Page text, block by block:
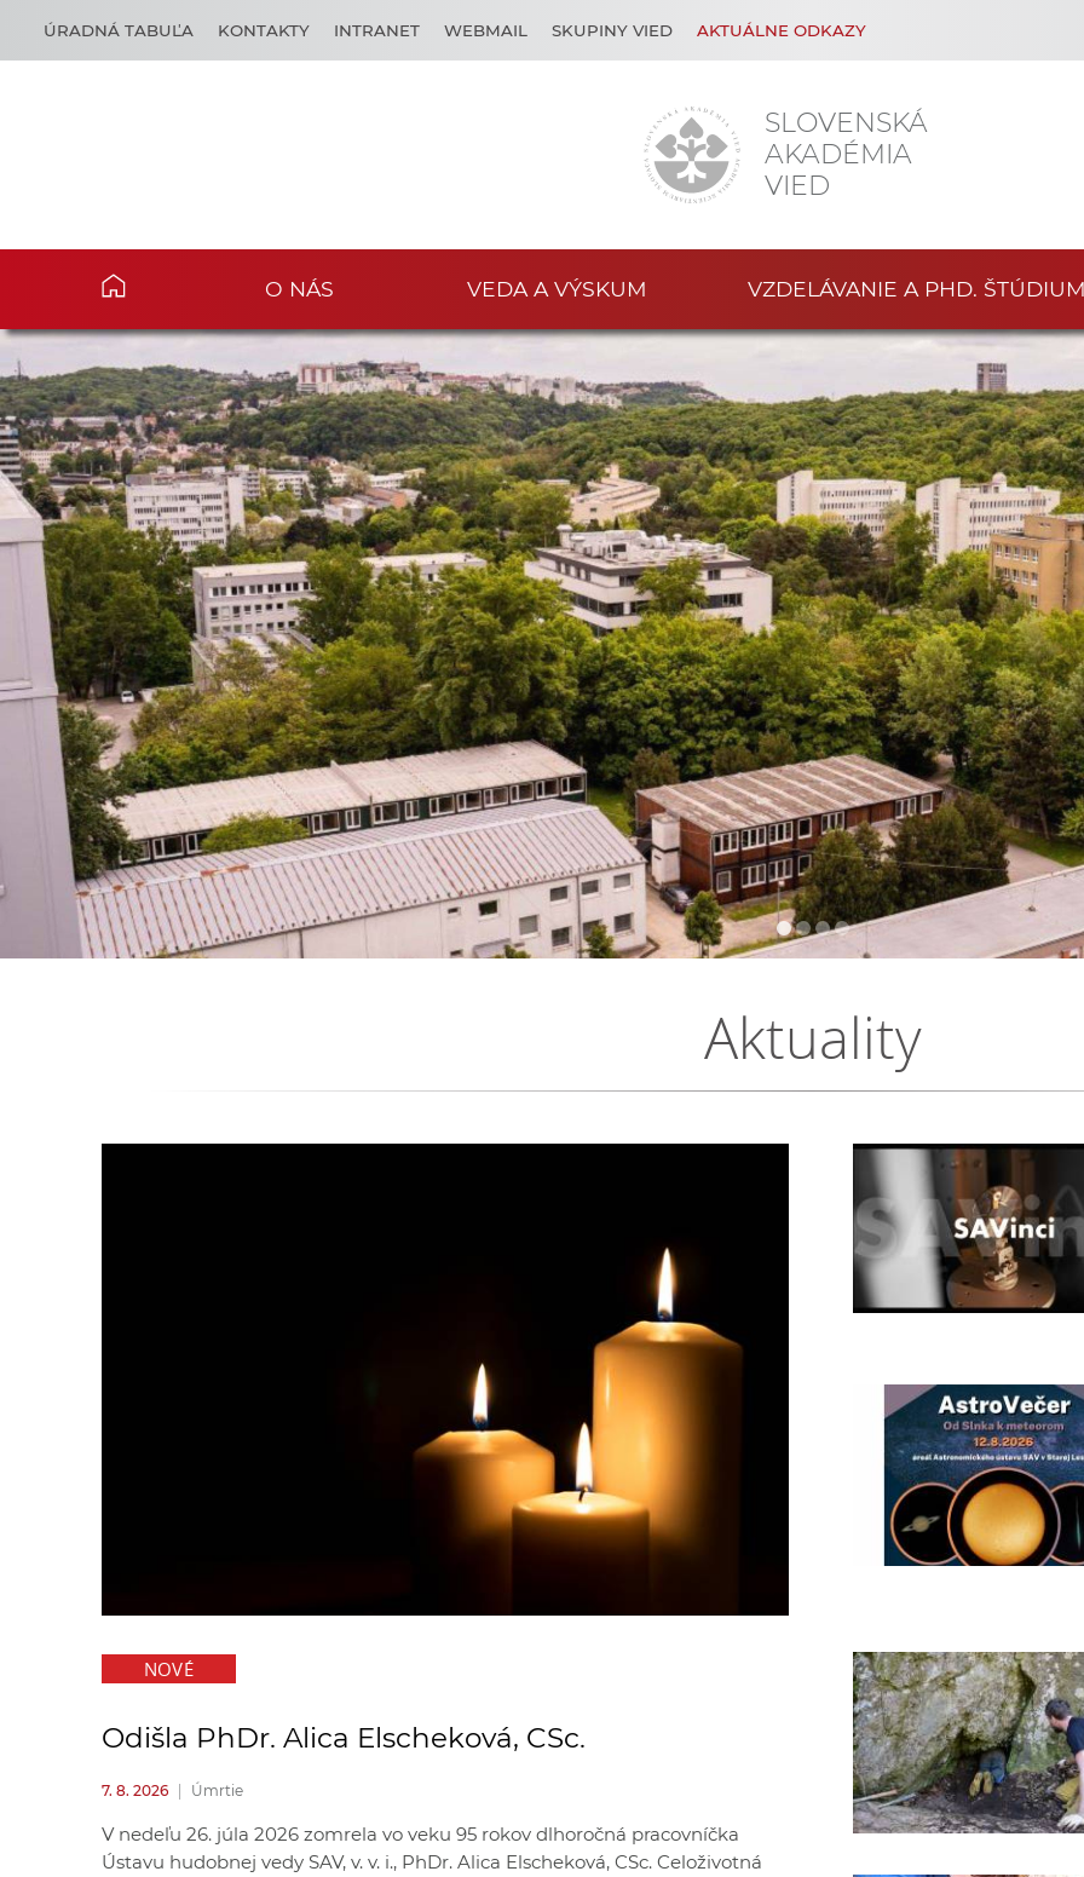
SLOVENSKÁ
AKADÉMIA
VIED
ÚRADNÁ TABUĽA KONTAKTY INTRANET WEBMAIL SKUPINY VIED AKTUÁLNE ODKAZY
O NÁS VEDA A VÝSKUM VZDELÁVANIE A PHD.
Aktuality
NOVÉ
Odišla PhDr. Alica Elscheková, CSc.
7. 8. 2026 Úmrtie
V nedeľu 26. júla 2026 zomrela vo veku 95 rokov dlhoročná pracovníčka
Ústavu hudobnej vedy SAV, v. v. i., PhDr. Alica Elscheková, CSc. Celoživotná